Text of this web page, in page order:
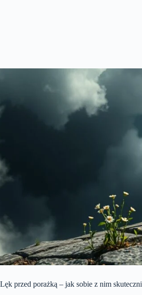
Lęk przed porażką – jak sobie z nim